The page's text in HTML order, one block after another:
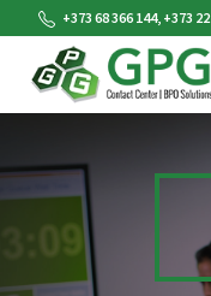
+373 68 366 144, +373